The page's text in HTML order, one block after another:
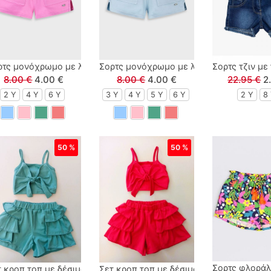
τσέπες μέντα
μονόχρωμο με λάστιχο και τσέπες ροζ
8.00 € 4.00 €
2 Y 4 Y 6 Y
Σορτς μονόχρωμο με λάστιχο και
8.00 € 4.00 €
3 Y 4 Y 5 Y 6 Y
Σορτς τζιν
22.95 €
2 Y 8
μπλε
κροπ τοπ με δέσιμο και σορτς φούστα ελληνικής ραφής μέντα
50 %
Σετ κροπ τοπ με δέσιμο και σορτς
50 %
Σορτς